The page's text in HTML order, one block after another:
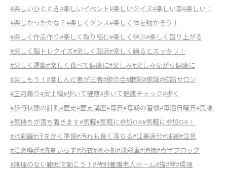
#楽しいひととき#楽しいイベント#楽しいクイズ#楽しい事#楽しい！
#楽しかったかな？ #楽しくダンス#楽しく体を動かそう！
#楽しく作品作り#楽しく取り組む#楽しく学ぶ#楽しく盛り上がる
#楽しく脳トレクイズ#楽しく脳活#楽しく踊るとスッキリ！
#楽しく運動#楽しく食べて健康に#楽しみ#楽しみながら健康に
#楽しもう！ #楽しんだ者が王者#歌の会#歌詞#歌謡#歌謡サロン
#正月飾り#武士編#歩いて健康#歩いて健康チェック#歩く
#歩行状態の計測#歴史#歴史講座#毎日#毎朝の習慣#毎週日曜日#民謡
#気持ちが落ち着きます#気軽#気軽に参加OK#気軽に参加OK！
#水彩画#汗をかく準備#汚れも良く落ちる#江差追分#油絵#注意
#注意喚起#洗剤いらず#浴衣#涼み処#淡彩画#清掃#点字ブロック
#無理のない範囲で動こう！ #特別養護老人ホーム#猫#琴#環境